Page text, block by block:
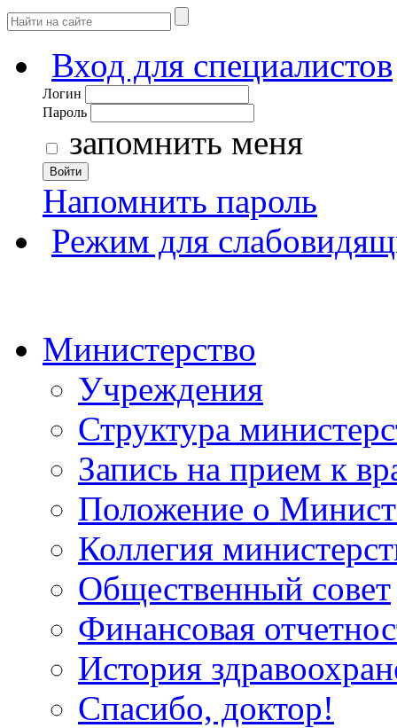
Вход для специалистов
Логин
Пароль
запомнить меня
Войти
Напомнить пароль
Режим для
Министерство
Учреждения
Структура
Запись на прием к
Положение о
Коллегия
Общественный совет
Финансовая
История
Спасибо, доктор!